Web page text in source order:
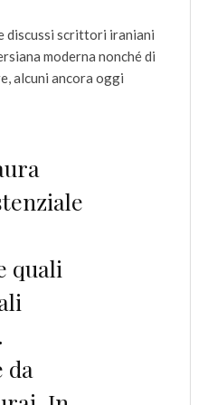
discussi scrittori iraniani
moderna nonché di
alcuni ancora oggi
quali
da